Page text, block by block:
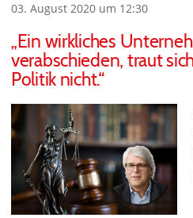
03. August 2020 um 12:30
„Ein wirkliches
verabschieden, traut
Politik nicht.“